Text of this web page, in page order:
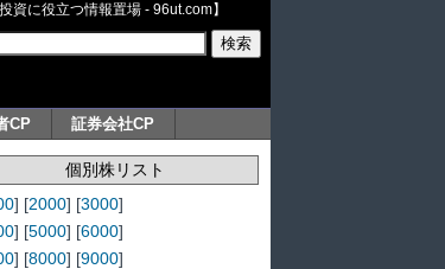
資に役立つ情報置場 - 96ut.com】
CP 証券会社CP
個別株リスト
] [2000] [3000]
] [5000] [6000]
] [8000] [9000]